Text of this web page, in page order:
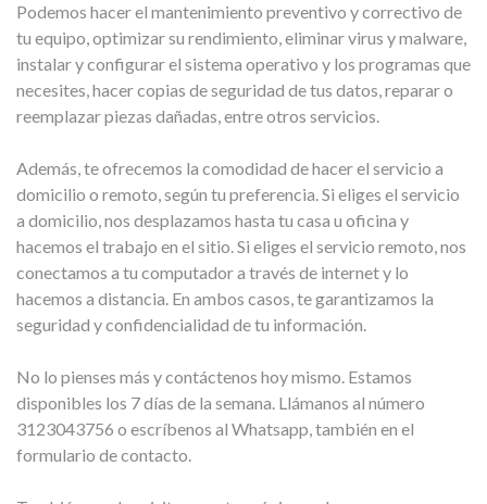
Podemos hacer el mantenimiento preventivo y correctivo de
tu equipo, optimizar su rendimiento, eliminar virus y malware,
instalar y configurar el sistema operativo y los programas que
necesites, hacer copias de seguridad de tus datos, reparar o
reemplazar piezas dañadas, entre otros servicios.
Además, te ofrecemos la comodidad de hacer el servicio a
domicilio o remoto, según tu preferencia. Si eliges el servicio
a domicilio, nos desplazamos hasta tu casa u oficina y
hacemos el trabajo en el sitio. Si eliges el servicio remoto, nos
conectamos a tu computador a través de internet y lo
hacemos a distancia. En ambos casos, te garantizamos la
seguridad y confidencialidad de tu información.
No lo pienses más y contáctenos hoy mismo. Estamos
disponibles los 7 días de la semana. Llámanos al número
3123043756 o escríbenos al Whatsapp, también en el
formulario de contacto.